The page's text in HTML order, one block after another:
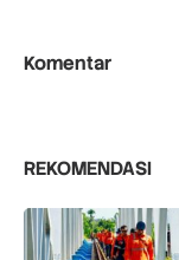
Komentar
REKOMENDASI